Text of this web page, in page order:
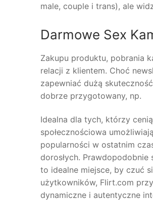
male, couple i trans), ale
Darmowe Sex
Zakupu produktu, pobrania
relacji z klientem. Choć
zapewniać dużą
dobrze przygotowany, np.
Idealna dla tych, którzy
społecznościowa
popularności w ostatnim
dorosłych.
to idealne miejsce, by czuć
użytkowników, Flirt.com
dynamiczne i autentyczne